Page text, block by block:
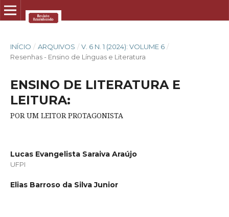
INÍCIO / ARQUIVOS / V. 6 N. 1 (2024): VOLUME 6 /
Resenhas - Ensino de Línguas e Literatura
ENSINO DE LITERATURA E
LEITURA:
POR UM LEITOR PROTAGONISTA
Lucas Evangelista Saraiva Araújo
UFPI
Elias Barroso da Silva Junior